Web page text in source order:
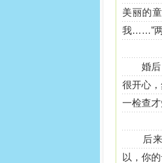
美丽的
我……”两
婚后，
很开心
一检查
后来，
以，你